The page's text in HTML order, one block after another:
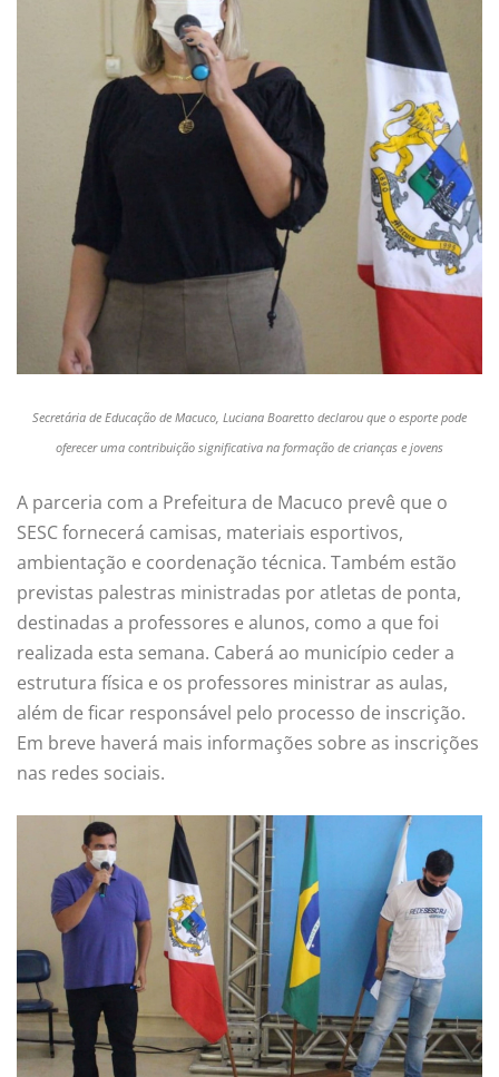
Secretária de Educação de Macuco, Luciana Boaretto declarou que o esporte pode
oferecer uma contribuição significativa na formação de crianças e jovens
A parceria com a Prefeitura de Macuco prevê que o
SESC fornecerá camisas, materiais esportivos,
ambientação e coordenação técnica. Também estão
previstas palestras ministradas por atletas de ponta,
destinadas a professores e alunos, como a que foi
realizada esta semana. Caberá ao município ceder a
estrutura física e os professores ministrar as aulas,
além de ficar responsável pelo processo de inscrição.
Em breve haverá mais informações sobre as inscrições
nas redes sociais.